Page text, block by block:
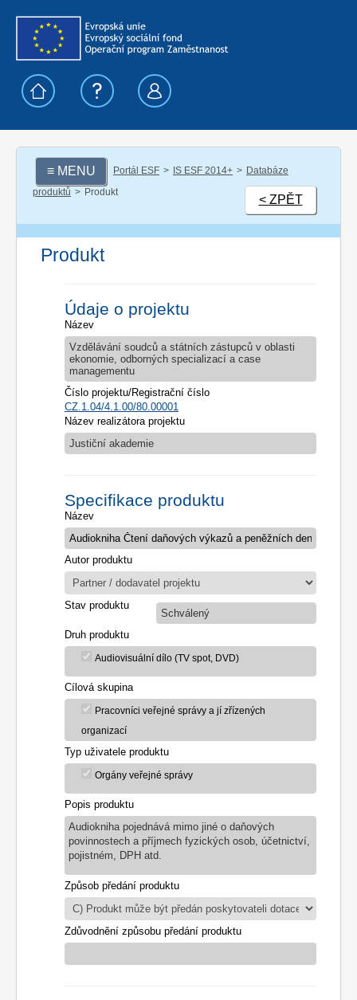
≡ MENU Portál ESF IS ESF 2014+
Databáze
produktů
Produkt
< ZPĚT
Produkt
Údaje o projektu
Název
Vzdělávání soudců a státních zástupců v oblasti
ekonomie, odborných specializací a case
managementu
Číslo projektu/Registrační číslo
CZ.1.04/4.1.00/80.00001
Název realizátora projektu
Justiční akademie
Specifikace produktu
Název
Autor produktu
Stav produktu
Schválený
Druh produktu
Audiovisuální dílo (TV spot, DVD)
Cílová skupina
Pracovníci veřejné správy a jí zřízených
organizací
Typ uživatele produktu
Orgány veřejné správy
Popis produktu
Audiokniha pojednává mimo jiné o daňových
povinnostech a příjmech fyzických osob, účetnictví,
pojistném, DPH atd.
Způsob předání produktu
Zdůvodnění způsobu předání produktu